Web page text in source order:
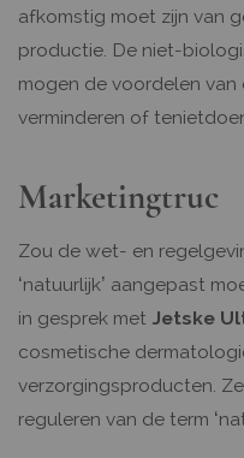
afkomstig moet zijn van
productie. De niet-
mogen de voordelen
verminderen of
Marketingtruc
Zou de wet- en
‘natuurlijk’ aangepast
in gesprek met Jetske
cosmetische
verzorgingsproducten.
reguleren van de term